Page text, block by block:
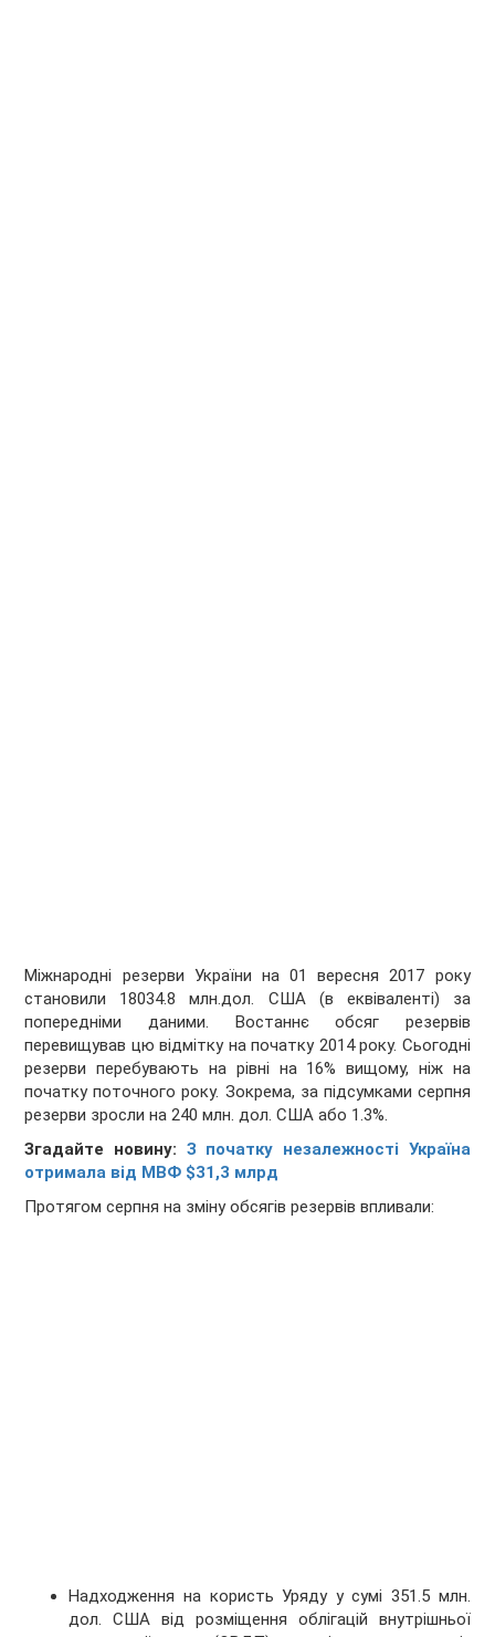
Міжнародні резерви України на 01 вересня 2017 року
становили 18034.8 млн.дол. США (в еквіваленті) за
попередніми даними. Востаннє обсяг резервів
перевищував цю відмітку на початку 2014 року. Сьогодні
резерви перебувають на рівні на 16% вищому, ніж на
початку поточного року. Зокрема, за підсумками серпня
резерви зросли на 240 млн. дол. США або 1.3%.
Згадайте новину: З початку незалежності Україна
отримала від МВФ $31,3 млрд
Протягом серпня на зміну обсягів резервів впливали:
Надходження на користь Уряду у сумі 351.5 млн.
дол. США від розміщення облігацій внутрішньої